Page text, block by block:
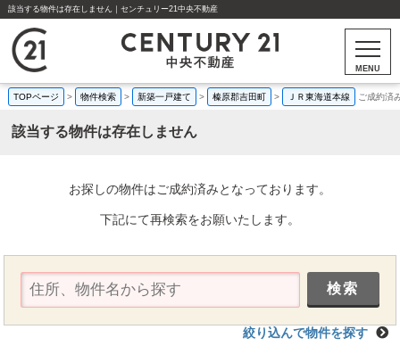
該当する物件は存在しません｜センチュリー21中央不動産
MENU
TOPページ > 物件検索 > 新築一戸建て > 榛原郡吉田町 > ＪＲ東海道本線 ご成約済
該当する物件は存在しません
お探しの物件はご成約済みとなっております。
下記にて再検索をお願いたします。
絞り込んで物件を探す